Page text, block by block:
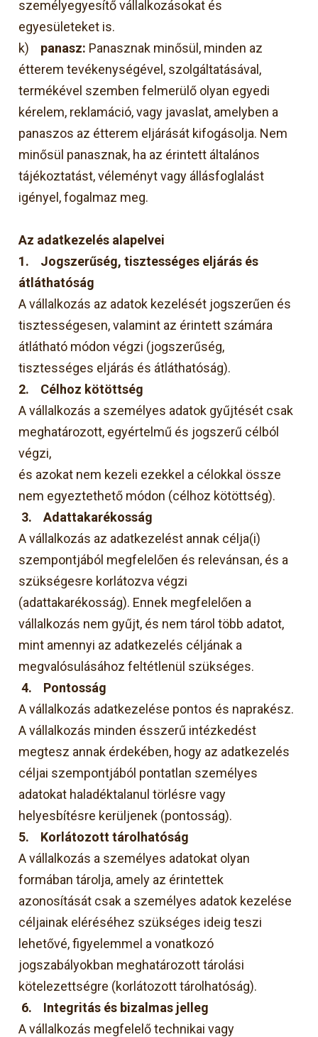
személyegyesítő vállalkozásokat és
egyesületeket is.
k) panasz: Panasznak minősül, minden az
étterem tevékenységével, szolgáltatásával,
termékével szemben felmerülő olyan egyedi
kérelem, reklamáció, vagy javaslat, amelyben a
panaszos az étterem eljárását kifogásolja. Nem
minősül panasznak, ha az érintett általános
tájékoztatást, véleményt vagy állásfoglalást
igényel, fogalmaz meg.
Az adatkezelés alapelvei
1. Jogszerűség, tisztességes eljárás és
átláthatóság
A vállalkozás az adatok kezelését jogszerűen és
tisztességesen, valamint az érintett számára
átlátható módon végzi (jogszerűség,
tisztességes eljárás és átláthatóság).
2. Célhoz kötöttség
A vállalkozás a személyes adatok gyűjtését csak
meghatározott, egyértelmű és jogszerű célból
végzi,
és azokat nem kezeli ezekkel a célokkal össze
nem egyeztethető módon (célhoz kötöttség).
3.Adattakarékosság
A vállalkozás az adatkezelést annak célja(i)
szempontjából megfelelően és relevánsan, és a
szükségesre korlátozva végzi
(adattakarékosság). Ennek megfelelően a
vállalkozás nem gyűjt, és nem tárol több adatot,
mint amennyi az adatkezelés céljának a
megvalósulásához feltétlenül szükséges.
4. Pontosság
A vállalkozás adatkezelése pontos és naprakész.
A vállalkozás minden ésszerű intézkedést
megtesz annak érdekében, hogy az adatkezelés
céljai szempontjából pontatlan személyes
adatokat haladéktalanul törlésre vagy
helyesbítésre kerüljenek (pontosság).
5. Korlátozott tárolhatóság
A vállalkozás a személyes adatokat olyan
formában tárolja, amely az érintettek
azonosítását csak a személyes adatok kezelése
céljainak eléréséhez szükséges ideig teszi
lehetővé, figyelemmel a vonatkozó
jogszabályokban meghatározott tárolási
kötelezettségre (korlátozott tárolhatóság).
6. Integritás és bizalmas jelleg
A vállalkozás megfelelő technikai vagy